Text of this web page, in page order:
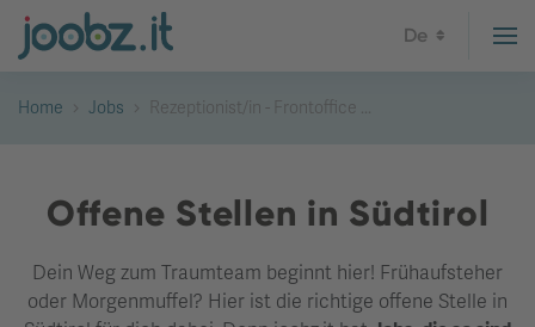
De
Home Jobs Rezeptionist/in - Frontoffice ...
Offene Stellen in Südtirol
Dein Weg zum Traumteam beginnt hier! Frühaufsteher
oder Morgenmuffel? Hier ist die richtige offene Stelle in